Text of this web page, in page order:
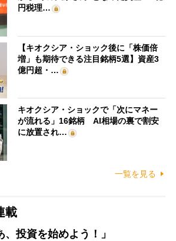
円税理…
【キオクシア・ショック後に「株価倍
増」も期待できる注目銘柄5選】資産3
億円超・…
キオクシア・ショックで「次にマネー
が流れる」16銘柄 AI相場の裏で割安
に放置され…
一覧を見る
載
投資を始めよう！」